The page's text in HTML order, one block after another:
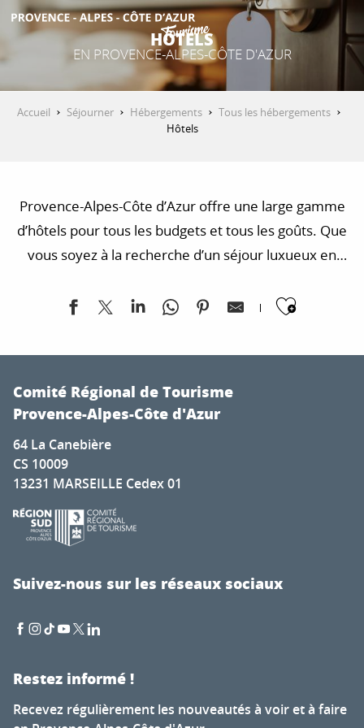
Aller
principalDÉCOUVRIR
SÉJOURNER
ESPACE PRO
HÔTELS
EN PROVENCE-ALPES-CÔTE D'AZUR
Accueil Séjourner Hébergements
Tous les hébergements
Hôtels
Provence-Alpes-Côte d’Azur offre une large gamme
d’hôtels pour tous les budgets et tous les goûts. Que
vous soyez à la recherche d’un séjour luxueux en
village provençal ou d’une expérience insolite en
région.
Radisson Blu Hotel Marseille Vieux-Port
Hôtel La Résidence du Vieux-Port
Kyriad Vitrolles Marseille Aéroport
Hôtel Le Florence
NH Collection Marseille
Hôtel Noemys Toulon La Valette
La Bastide de Mougins
Ibis Budget Fréjus centre
Les Bories & Spa
Les Messugues
Comité Régional de Tourisme
Provence-Alpes-Côte d'Azur
64 La Canebière
CS 10009
13231 MARSEILLE Cedex 01
Suivez-nous sur les réseaux sociaux
Restez informé !
Recevez régulièrement les nouveautés à voir et à faire